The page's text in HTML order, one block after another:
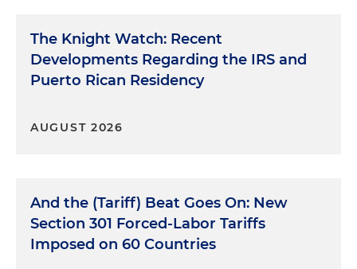
The Knight Watch: Recent
Developments Regarding the IRS and
Puerto Rican Residency
AUGUST 2026
And the (Tariff) Beat Goes On: New
Section 301 Forced-Labor Tariffs
Imposed on 60 Countries